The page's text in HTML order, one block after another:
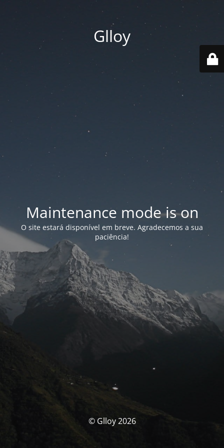
Glloy
Maintenance mode is on
O site estará disponível em breve. Agradecemos a sua
paciência!
© Glloy 2026